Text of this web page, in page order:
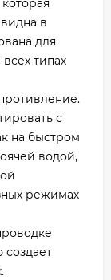
в
для
типах
с
на быстром
водой,
режимах
создает